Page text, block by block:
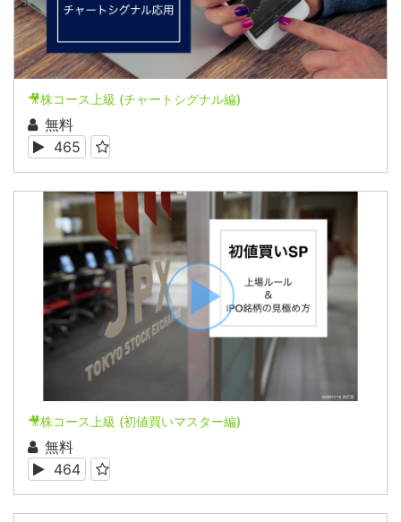
🎥株コース上級 (チャートシグナル編)
無料
465
🎥株コース上級 (初値買いマスター編)
無料
464